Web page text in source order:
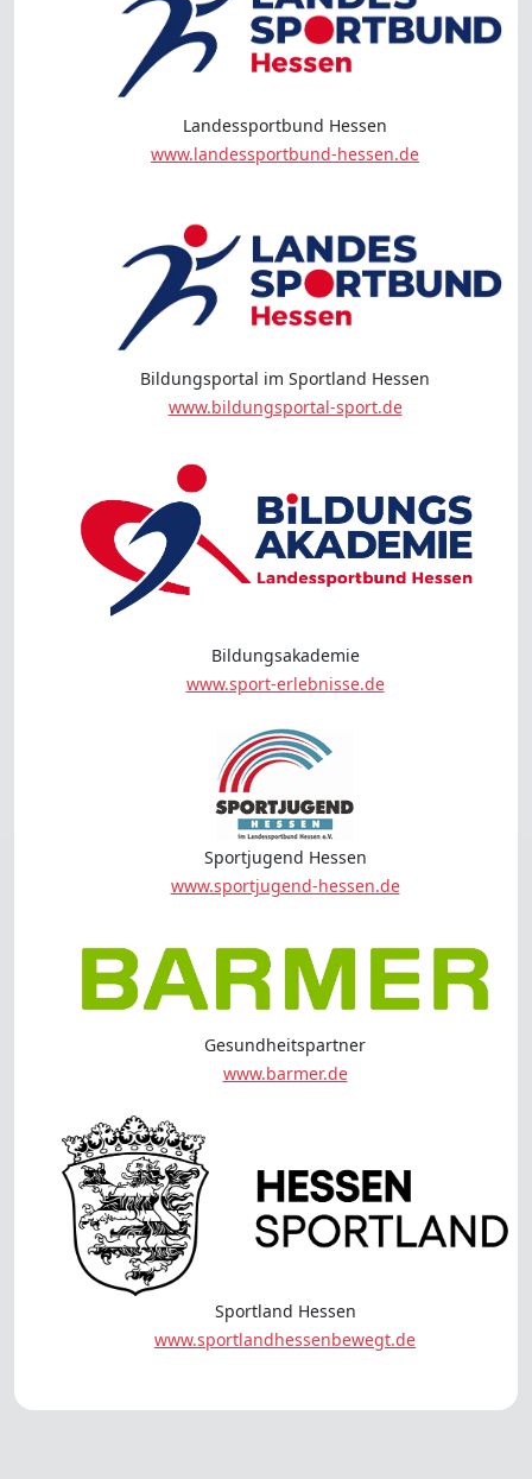
Landessportbund Hessen
www.landessportbund-hessen.de
Bildungsportal im Sportland Hessen
www.bildungsportal-sport.de
Bildungsakademie
www.sport-erlebnisse.de
Sportjugend Hessen
www.sportjugend-hessen.de
Gesundheitspartner
www.barmer.de
Sportland Hessen
www.sportlandhessenbewegt.de